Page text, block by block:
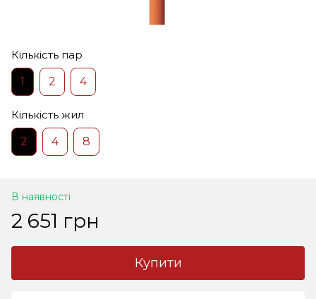
Кількість пар
1
2 4
Кількість жил
2
4 8
В наявності
2 651 грн
Купити